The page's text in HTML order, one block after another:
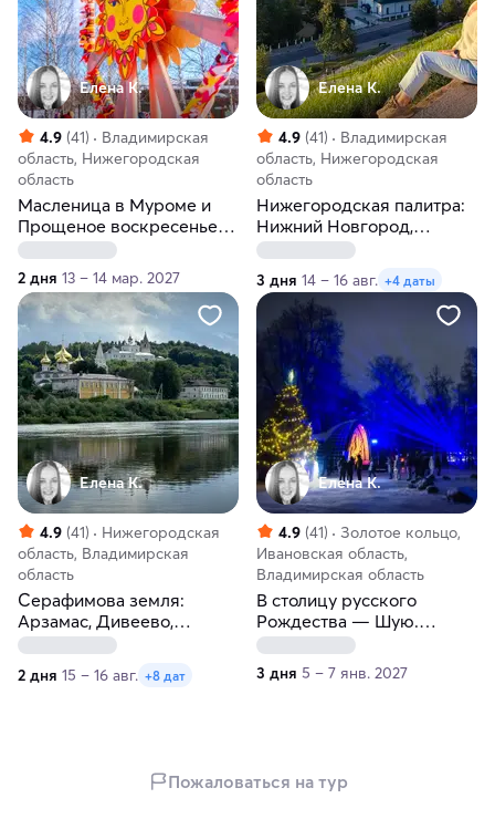
Елена К.
4.9 (41)
Владимирская
область, Нижегородская
область
Масленица в Муроме и
Прощеное воскресенье в
Дивеево
2 дня 13 – 14 мар. 2027
Елена К.
4.9 (41)
Владимирская
область, Нижегородская
область
Нижегородская палитра:
Нижний Новгород,
Городец, Суздаль,
Болдино
3 дня 14 – 16 авг. +4 даты
Елена К.
4.9 (41)
Нижегородская
область, Владимирская
область
Серафимова земля:
Арзамас, Дивеево,
Болдино, Гороховец
2 дня 15 – 16 авг. +8 дат
Елена К.
4.9 (41)
Золотое кольцо,
Ивановская область,
Владимирская область
В столицу русского
Рождества — Шую.
Автобусный тур
3 дня 5 – 7 янв. 2027
Пожаловаться на тур